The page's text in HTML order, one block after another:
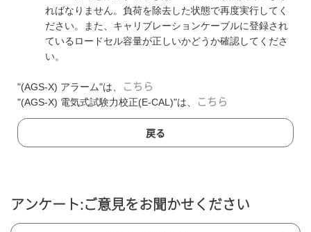
ればなりません。負荷を除去した状態で再度実行してく
ださい。また、キャリブレーションケーブルに登録され
ているロードセル容量が正しいかどうか確認してくださ
い。
"(AGS-X) アラーム"は、 こちら
"(AGS-X) 電気式試験力校正(E-CAL)"は、 こちら
戻る
アンケート:ご意見をお聞かせください